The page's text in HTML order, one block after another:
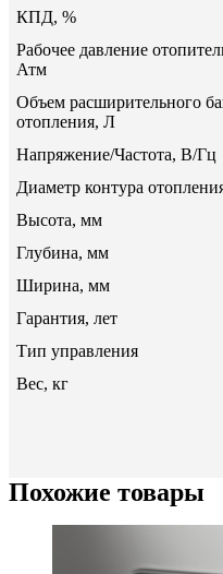
КПД, %
Рабочее давление
Атм
Объем расширительного
отопления, Л
Напряжение/Частота, В/Гц
Диаметр контура
Высота, мм
Глубина, мм
Ширина, мм
Гарантия, лет
Тип управления
Вес, кг
Похожие товары